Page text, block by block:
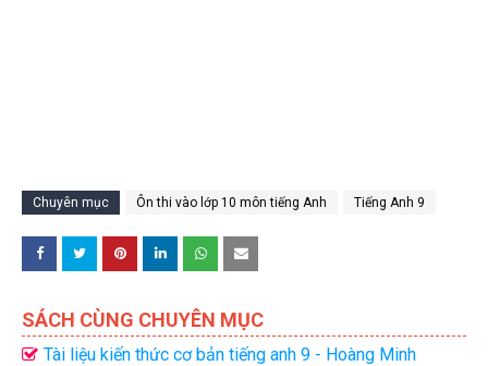
Chuyên mục Ôn thi vào lớp 10 môn tiếng Anh Tiếng Anh 9
SÁCH CÙNG CHUYÊN MỤC
Tài liệu kiến thức cơ bản tiếng anh 9 - Hoàng Minh